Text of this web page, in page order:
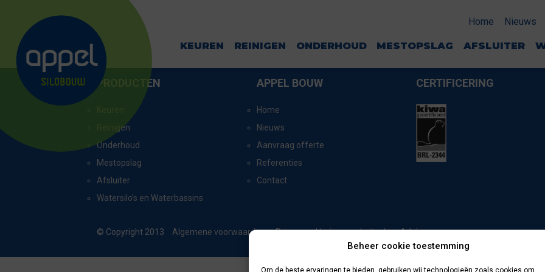
Beheer cookie toestemming
Om de beste ervaringen te bieden, gebruiken wij technologieën zoals cookies om
Home Nieuws
KEUREN REINIGEN ONDERHOUD MESTOPSLAG AFSLUITER
ENS
PRODUCTEN
Reinigen
Onderhoud
Mestopslag
Afsluiter
Watersilo’s en Waterbassins
APPEL BOUW
Home
Nieuws
Aanvraag offerte
Referenties
Contact
CERTIFICERING
© Copyright 2013 Algemene voorwaarden Privacyverklaring website doorAdvice